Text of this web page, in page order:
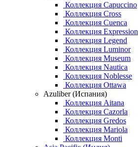
Коллекция Capuccino
Коллекция Cross
Коллекция Cuenca
Коллекция Expression
Коллекция Legend
Коллекция Luminor
Коллекция Museum
Коллекция Nautica
Коллекция Noblesse
Коллекция Ottawa
Azuliber (Испания)
Коллекция Aitana
Коллекция Cazorla
Коллекция Gredos
Коллекция Mariola
Коллекция Monti